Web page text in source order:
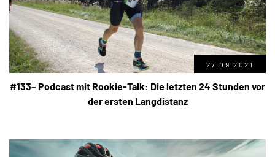
27.09.2021
#133– Podcast mit Rookie-Talk: Die letzten 24 Stunden vor
der ersten Langdistanz